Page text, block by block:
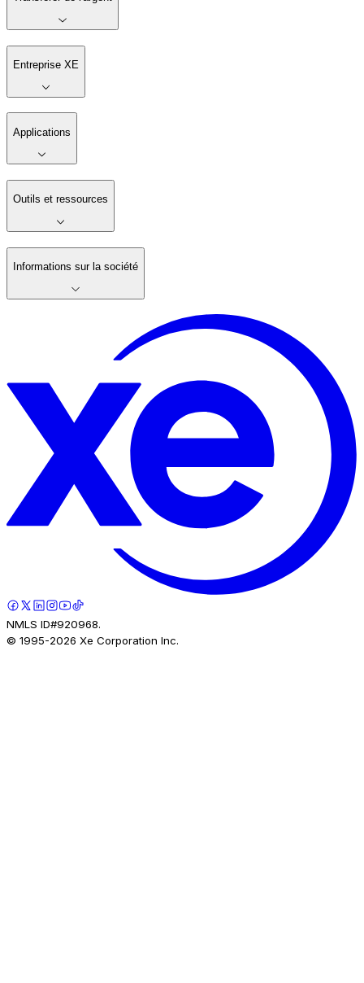
Entreprise XE
Applications
Outils et ressources
Informations sur la société
NMLS ID#920968.
© 1995-2026 Xe Corporation Inc.